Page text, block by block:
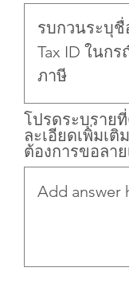
โปรดระบุราย
ละเอียดเพิ่มเติ
ต้องการขอลา